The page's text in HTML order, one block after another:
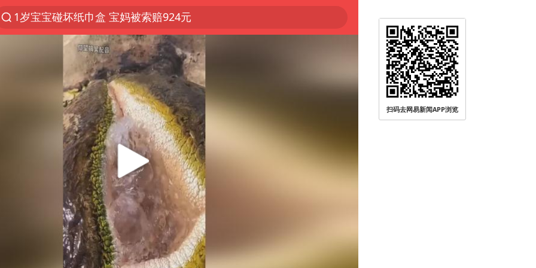
1岁宝宝碰坏纸巾盒 宝妈被索赔924元
台风白海豚环流面积近似13个浙江
Meta被判支付5.67亿美元
台风白海豚逼近 暴雨大暴雨来袭
47岁妈妈突然产女 26岁女儿：很震惊
OpenAI为免费用户升级GPT-5.6 Luna
日本广岛民众举行游行反对政府行径
21楼高空抛物嫌疑人被拘留
实探山东最热的“中国蔬菜之乡”
女子开一天一夜空调后二氧化碳中毒
台风白海豚最新路径研判来了
扫码去网易新闻APP浏览